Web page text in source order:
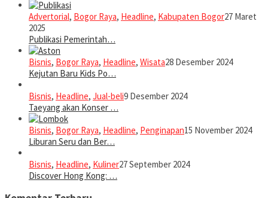
Advertorial, Bogor Raya, Headline, Kabupaten Bogor27 Maret
2025
Publikasi Pemerintah…
Bisnis, Bogor Raya, Headline, Wisata28 Desember 2024
Kejutan Baru Kids Po…
Bisnis, Headline, Jual-beli9 Desember 2024
Taeyang akan Konser …
Bisnis, Bogor Raya, Headline, Penginapan15 November 2024
Liburan Seru dan Ber…
Bisnis, Headline, Kuliner27 September 2024
Discover Hong Kong: …